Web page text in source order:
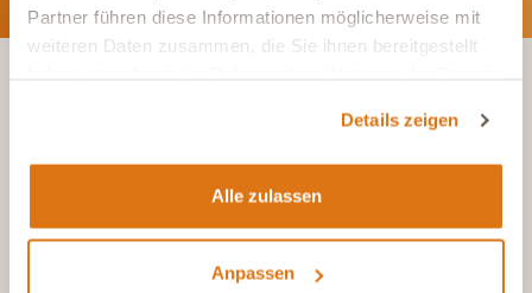
Partner führen diese Informationen möglicherweise mit
weiteren Daten zusammen, die Sie ihnen bereitgestellt
Details zeigen
Alle zulassen
Anpassen
+49 (0)6504 7433510
Aus dem deutschen Festnetz, Mo-Fr, 7-17 Uhr
Aus Österreich, Mo-Fr, 7-17 Uhr